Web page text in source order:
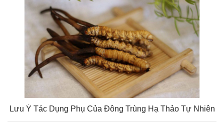
Lưu Ý Tác Dụng Phụ Của Đông Trùng Hạ Thảo Tự Nhiên